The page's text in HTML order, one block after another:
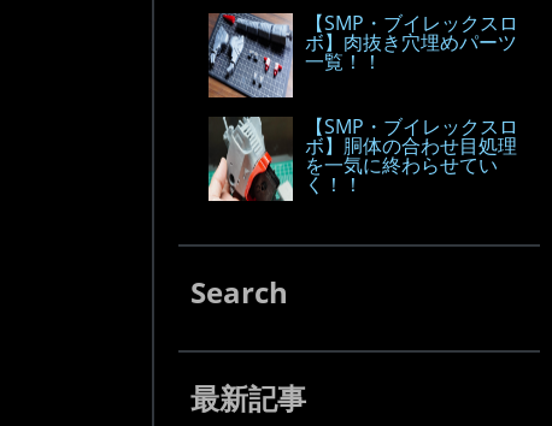
【SMP・ブイレックスロ
ボ】肉抜き穴埋めパーツ
一覧！！
【SMP・ブイレックスロ
ボ】胴体の合わせ目処理
を一気に終わらせてい
く！！
Search
最新記事